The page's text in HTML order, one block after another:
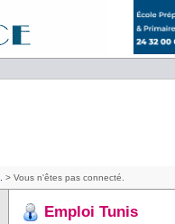
> Vous n'êtes pas connecté.
Emploi Tunis